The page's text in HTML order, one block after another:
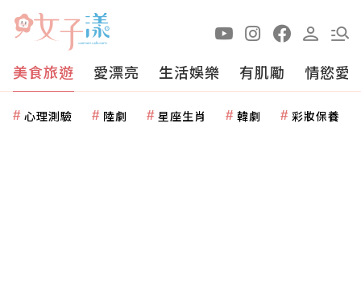
美食旅遊 愛漂亮 生活娛樂 有肌勵 情慾愛
心理測驗 陸劇 星座生肖 韓劇 彩妝保養